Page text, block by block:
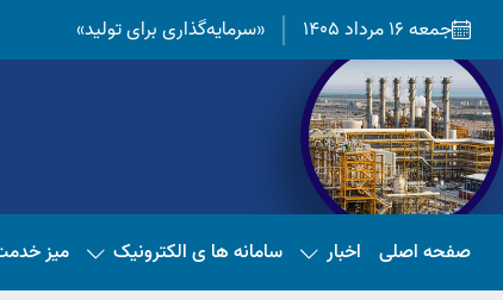
جمعه 16 مرداد 1405 «سرمایه‌گذاری برای تولید»
صفحه اصلی اخبار سامانه ها ی الکترونیک میز